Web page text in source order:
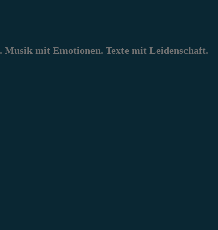
Musik mit Emotionen. Texte mit Leidenschaft.